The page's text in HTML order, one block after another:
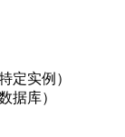
定实例）
据库）